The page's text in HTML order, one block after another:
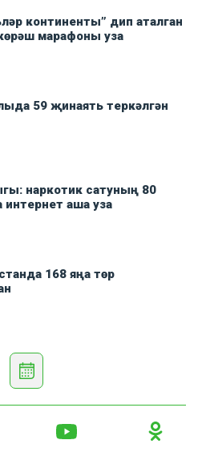
континенты” дип аталган
марафоны уза
59 җинаять теркәлгән
наркотик сатуның 80
аша уза
168 яңа төр